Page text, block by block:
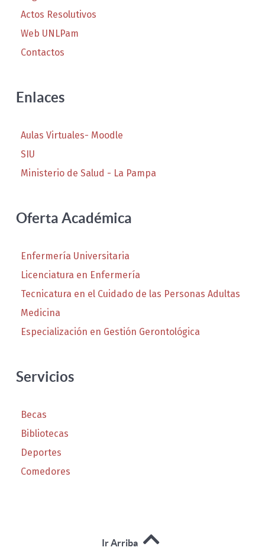
Actos Resolutivos
Web UNLPam
Contactos
Enlaces
Aulas Virtuales- Moodle
SIU
Ministerio de Salud - La Pampa
Oferta Académica
Enfermería Universitaria
Licenciatura en Enfermería
Tecnicatura en el Cuidado de las Personas Adultas
Medicina
Especialización en Gestión Gerontológica
Servicios
Becas
Bibliotecas
Deportes
Comedores
Ir Arriba